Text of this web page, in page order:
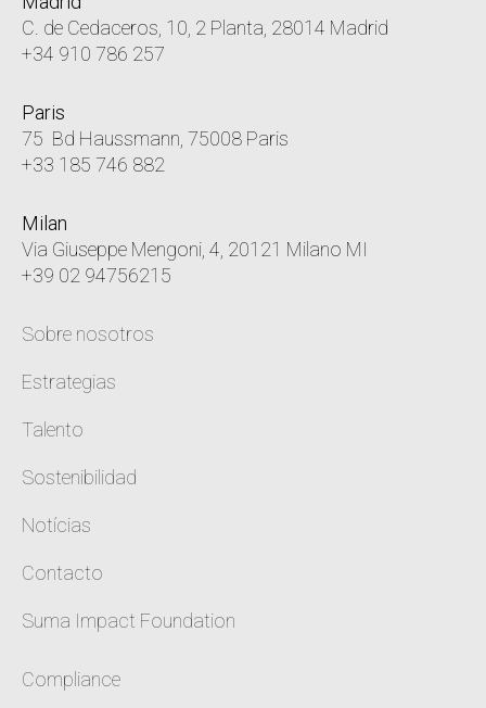
C. de Cedaceros, 10, 2 Planta, 28014 Madrid
+34 910 786 257
Paris
75 Bd Haussmann, 75008 Paris
+33 185 746 882
Milan
Via Giuseppe Mengoni, 4, 20121 Milano MI
+39 02 94756215
Sobre nosotros
Estrategias
Talento
Sostenibilidad
Notícias
Contacto
Suma Impact Foundation
Compliance